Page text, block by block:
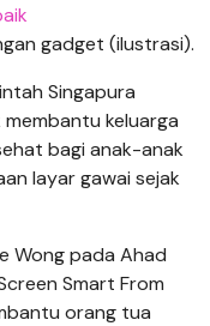
gadget (ilustrasi).
Singapura
keluarga
bagi anak-anak
layar gawai sejak
Wong pada Ahad
Smart From
orang tua